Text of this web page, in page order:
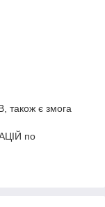
також є змога
по